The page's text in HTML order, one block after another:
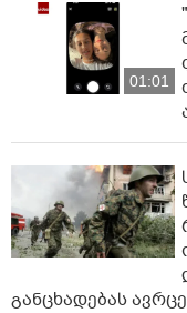
01:01
განცხადებას